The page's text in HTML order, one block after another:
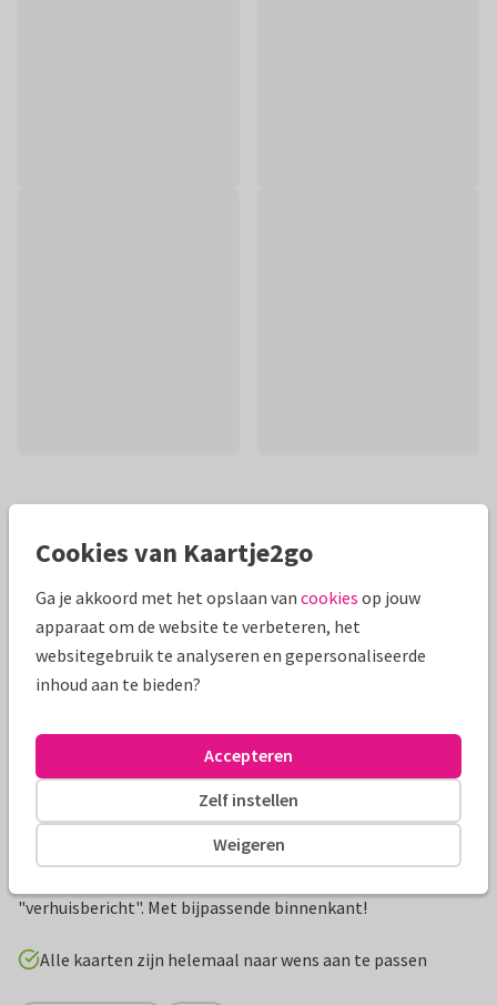
Productinformatie
Leuke verhuiskaart met een kartonnen achtergrond met
"verhuisbericht". Met bijpassende binnenkant!
Alle kaarten zijn helemaal naar wens aan te passen
Cookies van Kaartje2go
Ga je akkoord met het opslaan van cookies op jouw
apparaat om de website te verbeteren, het
websitegebruik te analyseren en gepersonaliseerde
inhoud aan te bieden?
Weigeren
Zelf instellen
Accepteren